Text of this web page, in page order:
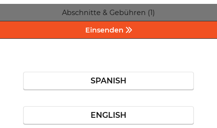
Abschnitte & Gebühren (1)
Einsenden
SPANISH
ENGLISH